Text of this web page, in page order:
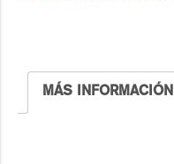
MÁS INFORMACIÓN